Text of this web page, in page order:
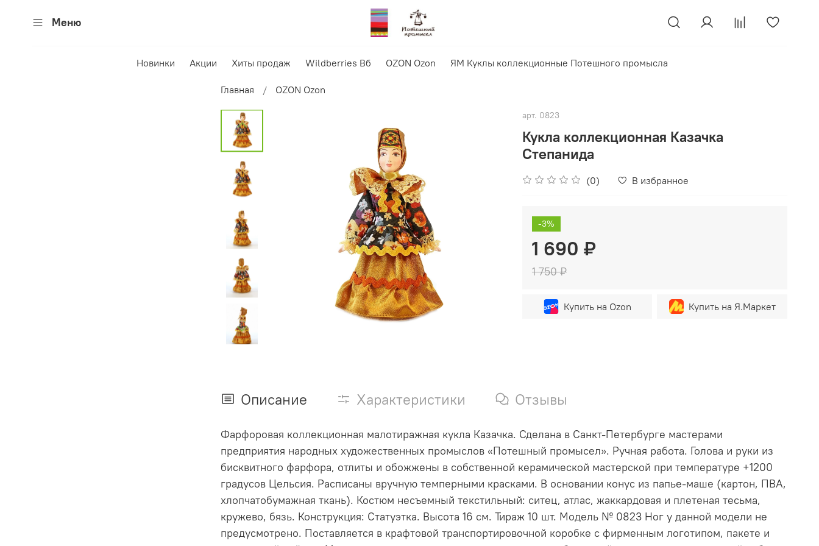
Меню
Новинки Акции Хиты продаж Wildberries Вб OZON Ozon ЯМ Куклы коллекционные Потешного промысла
Главная OZON Ozon
арт. 0823
Кукла коллекционная Казачка
Степанида
(0) В избранное
-3%
1 690 ₽
1 750 ₽
Купить на Ozon Купить на Я.Маркет
Описание Характеристики Отзывы
Фарфоровая коллекционная малотиражная кукла Казачка. Сделана в Санкт-Петербурге мастерами
предприятия народных художественных промыслов «Потешный промысел». Ручная работа. Голова и руки из
бисквитного фарфора, отлиты и обожжены в собственной керамической мастерской при температуре +1200
градусов Цельсия. Расписаны вручную темперными красками. В основании конус из папье-маше (картон, ПВА,
хлопчатобумажная ткань). Костюм несъемный текстильный: ситец, атлас, жаккардовая и плетеная тесьма,
кружево, бязь. Конструкция: Статуэтка. Высота 16 см. Тираж 10 шт. Модель № 0823 Ног у данной модели не
предусмотрено. Поставляется в крафтовой транспортировочной коробке с фирменным логотипом, пакете и